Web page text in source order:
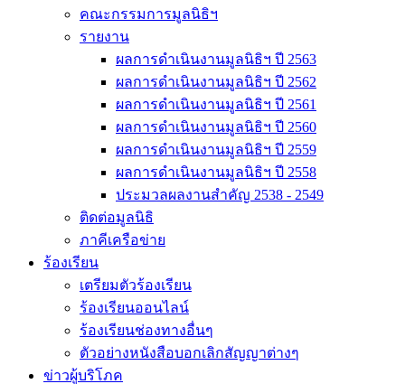
คณะกรรมการมูลนิธิฯ
รายงาน
ผลการดำเนินงานมูลนิธิฯ ปี 2563
ผลการดำเนินงานมูลนิธิฯ ปี 2562
ผลการดำเนินงานมูลนิธิฯ ปี 2561
ผลการดำเนินงานมูลนิธิฯ ปี 2560
ผลการดำเนินงานมูลนิธิฯ ปี 2559
ผลการดำเนินงานมูลนิธิฯ ปี 2558
ประมวลผลงานสำคัญ 2538 - 2549
ติดต่อมูลนิธิ
ภาคีเครือข่าย
ร้องเรียน
เตรียมตัวร้องเรียน
ร้องเรียนออนไลน์
ร้องเรียนช่องทางอื่นๆ
ตัวอย่างหนังสือบอกเลิกสัญญาต่างๆ
ข่าวผู้บริโภค